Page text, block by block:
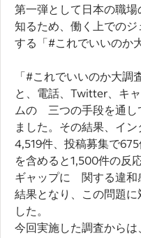
第一弾として日本の職
知るため、働く上での
する「#これでいいのか
「#これでいいのか大
と、電話、Twitter、キ
ムの 三つの手段を通し
ました。その結果、イ
4,519件、投稿募集で
を含めると1,500件の反
ギャップに 関する違和
結果となり、この問題
した。
今回実施した調査から